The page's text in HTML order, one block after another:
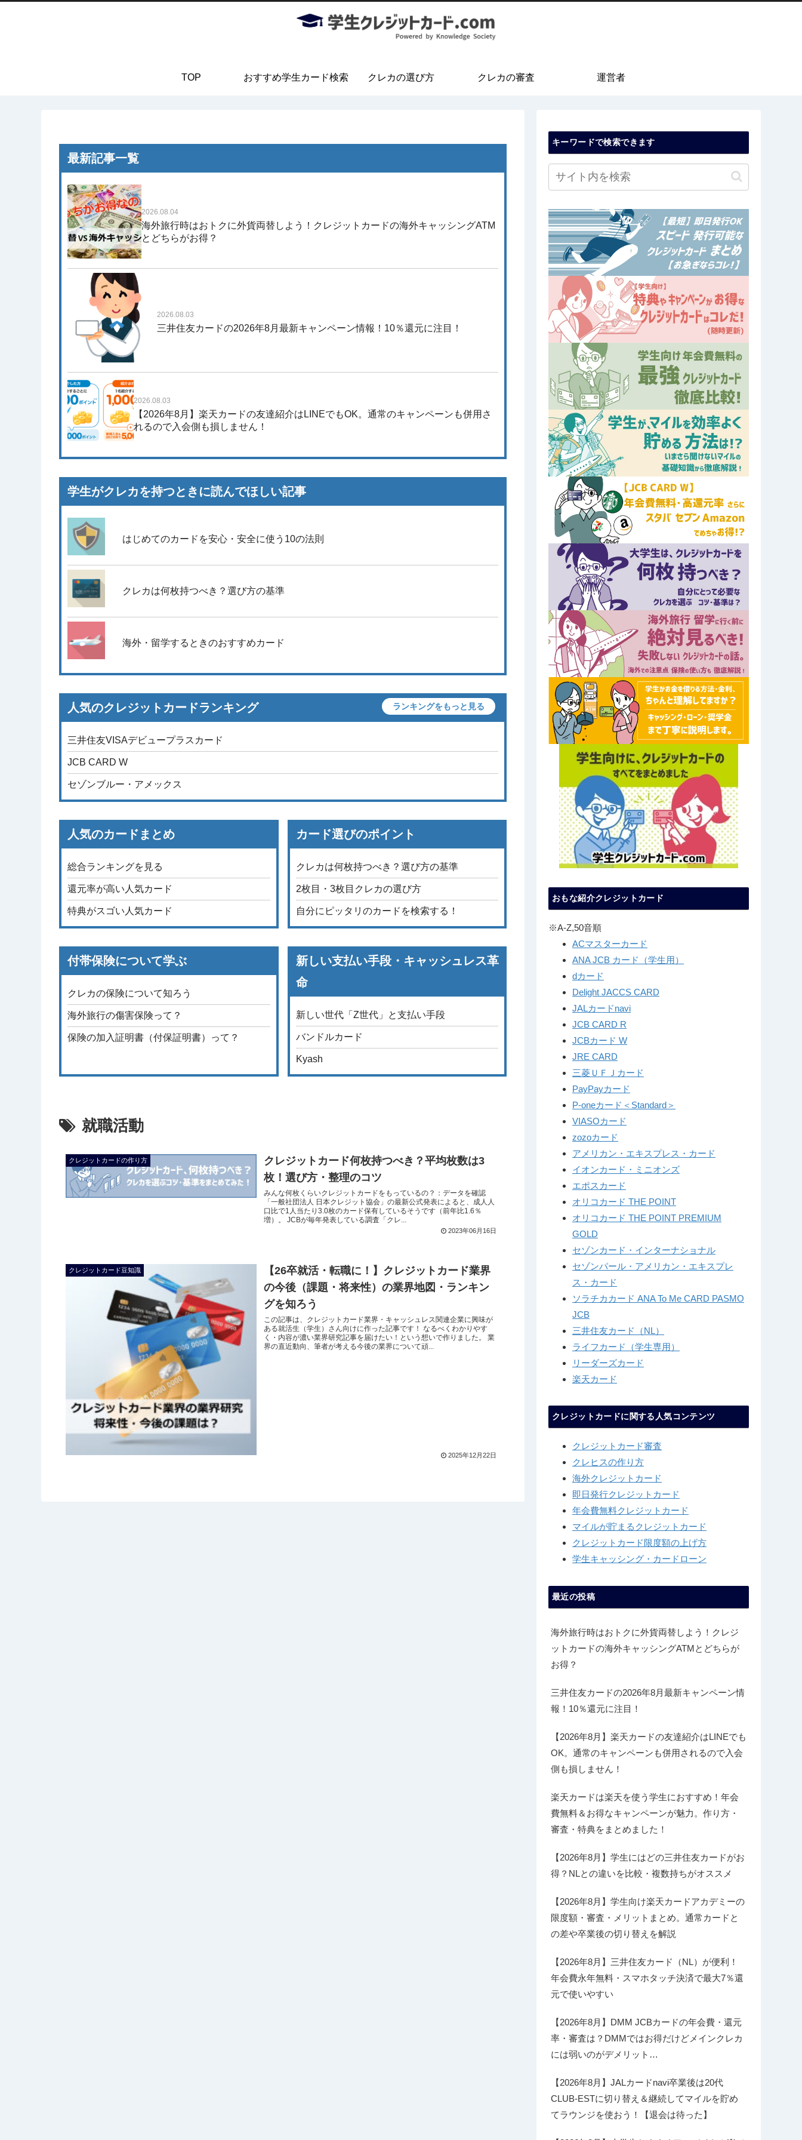
TOP おすすめ学生カード検索 クレカの選び方 クレカの審査 運営者
最新記事一覧
2026.08.04
海外旅行時はおトクに外貨両替しよう！クレジットカードの海外キャッシングATM
とどちらがお得？
2026.08.03
三井住友カードの2026年8月最新キャンペーン情報！10％還元に注目！
2026.08.03
【2026年8月】楽天カードの友達紹介はLINEでもOK。通常のキャンペーンも併用さ
れるので入会側も損しません！
学生がクレカを持つときに読んでほしい記事
はじめてのカードを安心・安全に使う10の法則
クレカは何枚持つべき？選び方の基準
海外・留学するときのおすすめカード
人気のクレジットカードランキング
三井住友VISAデビュープラスカード
JCB CARD W
セゾンブルー・アメックス
ランキングをもっと見る
人気のカードまとめ
総合ランキングを見る
還元率が高い人気カード
特典がスゴい人気カード
カード選びのポイント
クレカは何枚持つべき？選び方の基準
2枚目・3枚目クレカの選び方
自分にピッタリのカードを検索する！
付帯保険について学ぶ
クレカの保険について知ろう
海外旅行の傷害保険って？
保険の加入証明書（付保証明書）って？
新しい支払い手段・キャッシュレス革
命
新しい世代「Z世代」と支払い手段
バンドルカード
Kyash
就職活動
クレジットカードの作り方
クレジットカード何枚持つべき？平均枚数は3
枚！選び方・整理のコツ
みんな何枚くらいクレジットカードをもっているの？：データを確認
「一般社団法人 日本クレジット協会」の最新公式発表によると、成人人
口比で1人当たり3.0枚のカード保有しているそうです（前年比1.6％
増）。 JCBが毎年発表している調査「クレ...
2023年06月16日
クレジットカード豆知識
【26卒就活・転職に！】クレジットカード業界
の今後（課題・将来性）の業界地図・ランキン
グを知ろう
この記事は、クレジットカード業界・キャッシュレス関連企業に興味が
ある就活生（学生）さん向けに作った記事です！ なるべくわかりやす
く・内容が濃い業界研究記事を届けたい！という想いで作りました。 業
界の直近動向、筆者が考える今後の業界について頑...
2025年12月22日
キーワードで検索できます
おもな紹介クレジットカード
※A-Z,50音順
ACマスターカード
ANA JCB カード（学生用）
dカード
Delight JACCS CARD
JALカードnavi
JCB CARD R
JCBカード W
JRE CARD
三菱ＵＦＪカード
PayPayカード
P-oneカード＜Standard＞
VIASOカード
zozoカード
アメリカン・エキスプレス・カード
イオンカード・ミニオンズ
エポスカード
オリコカード THE POINT
オリコカード THE POINT PREMIUM
GOLD
セゾンカード・インターナショナル
セゾンパール・アメリカン・エキスプレ
ス・カード
ソラチカカード ANA To Me CARD PASMO
JCB
三井住友カード（NL）
ライフカード（学生専用）
リーダーズカード
楽天カード
クレジットカードに関する人気コンテンツ
クレジットカード審査
クレヒスの作り方
海外クレジットカード
即日発行クレジットカード
年会費無料クレジットカード
マイルが貯まるクレジットカード
クレジットカード限度額の上げ方
学生キャッシング・カードローン
最近の投稿
海外旅行時はおトクに外貨両替しよう！クレジ
ットカードの海外キャッシングATMとどちらが
お得？
三井住友カードの2026年8月最新キャンペーン情
報！10％還元に注目！
【2026年8月】楽天カードの友達紹介はLINEでも
OK。通常のキャンペーンも併用されるので入会
側も損しません！
楽天カードは楽天を使う学生におすすめ！年会
費無料＆お得なキャンペーンが魅力。作り方・
審査・特典をまとめました！
【2026年8月】学生にはどの三井住友カードがお
得？NLとの違いを比較・複数持ちがオススメ
【2026年8月】学生向け楽天カードアカデミーの
限度額・審査・メリットまとめ。通常カードと
の差や卒業後の切り替えを解説
【2026年8月】三井住友カード（NL）が便利！
年会費永年無料・スマホタッチ決済で最大7％還
元で使いやすい
【2026年8月】DMM JCBカードの年会費・還元
率・審査は？DMMではお得だけどメインクレカ
には弱いのがデメリット…
【2026年8月】JALカードnavi卒業後は20代
CLUB-ESTに切り替え＆継続してマイルを貯め
てラウンジを使おう！【退会は待った】